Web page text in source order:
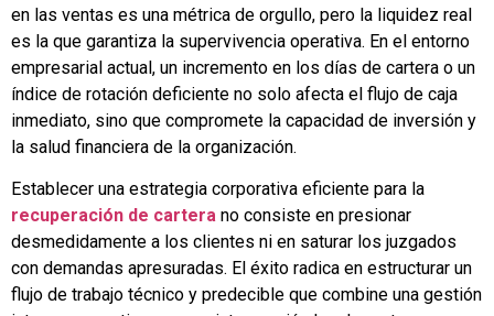
en las ventas es una métrica de orgullo, pero la liquidez real
es la que garantiza la supervivencia operativa. En el entorno
empresarial actual, un incremento en los días de cartera o un
índice de rotación deficiente no solo afecta el flujo de caja
inmediato, sino que compromete la capacidad de inversión y
la salud financiera de la organización.
Establecer una estrategia corporativa eficiente para la
recuperación de cartera no consiste en presionar
desmedidamente a los clientes ni en saturar los juzgados
con demandas apresuradas. El éxito radica en estructurar un
flujo de trabajo técnico y predecible que combine una gestión